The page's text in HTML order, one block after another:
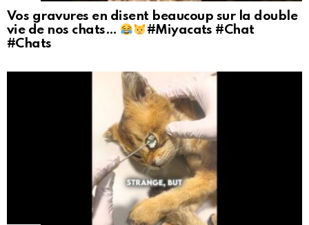
Vos gravures en disent beaucoup sur la double
vie de nos chats…
#Miyacats #Chat
#Chats